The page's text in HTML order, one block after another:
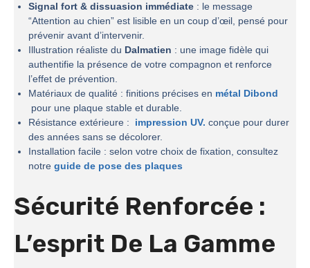
Signal fort & dissuasion immédiate : le message
“Attention au chien” est lisible en un coup d’œil, pensé pour
prévenir avant d’intervenir.
Illustration réaliste du Dalmatien : une image fidèle qui
authentifie la présence de votre compagnon et renforce
l’effet de prévention.
Matériaux de qualité : finitions précises en métal Dibond
pour une plaque stable et durable.
Résistance extérieure :
impression UV. conçue pour durer
des années sans se décolorer.
Installation facile : selon votre choix de fixation, consultez
notre guide de pose des plaques
Sécurité Renforcée :
L’esprit De La Gamme